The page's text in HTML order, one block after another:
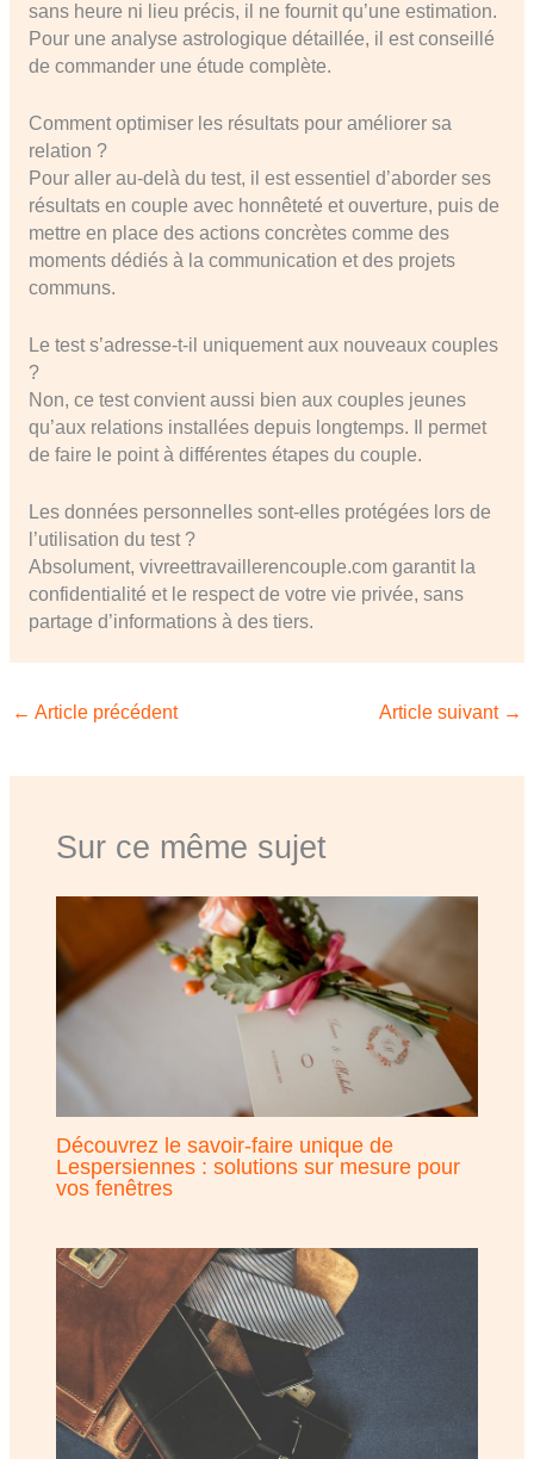
sans heure ni lieu précis, il ne fournit qu’une estimation.
Pour une analyse astrologique détaillée, il est conseillé
de commander une étude complète.
Comment optimiser les résultats pour améliorer sa
relation ?
Pour aller au-delà du test, il est essentiel d’aborder ses
résultats en couple avec honnêteté et ouverture, puis de
mettre en place des actions concrètes comme des
moments dédiés à la communication et des projets
communs.
Le test s’adresse-t-il uniquement aux nouveaux couples
?
Non, ce test convient aussi bien aux couples jeunes
qu’aux relations installées depuis longtemps. Il permet
de faire le point à différentes étapes du couple.
Les données personnelles sont-elles protégées lors de
l’utilisation du test ?
Absolument, vivreettravaillerencouple.com garantit la
confidentialité et le respect de votre vie privée, sans
partage d’informations à des tiers.
← Article précédent Article suivant →
Sur ce même sujet
Découvrez le savoir-faire unique de
Lespersiennes : solutions sur mesure pour
vos fenêtres